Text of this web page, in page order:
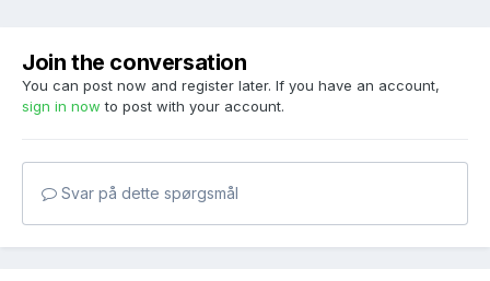
Join the conversation
You can post now and register later. If you have an account,
sign in now to post with your account.
Svar på dette spørgsmål